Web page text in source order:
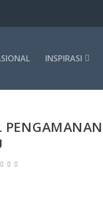
INSPIRASI
PENGAMANAN